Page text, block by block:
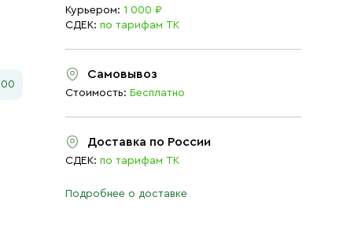
Курьером: 1 000 ₽
СДЕК: по тарифам ТК
Самовывоз
Стоимость: Бесплатно
Доставка по России
СДЕК: по тарифам ТК
Подробнее о доставке